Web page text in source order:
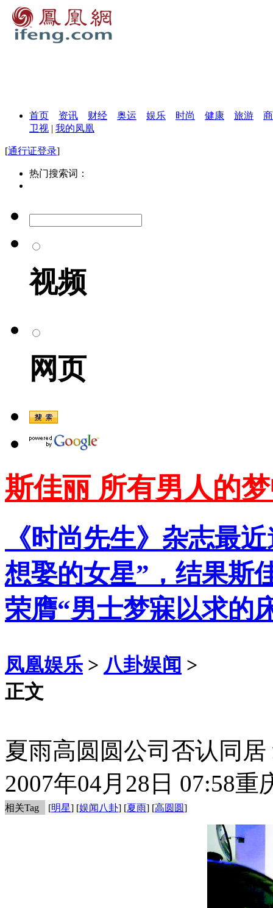
首页 资讯 财经 奥运 娱乐 时尚 健康 旅游
卫视 | 我的凤凰
[通行证登录]
热门搜索词：
视频
网页
斯佳丽 所有男人的
《时尚先生》杂志最
想娶的女星”，结果斯
荣膺“男士梦寐以求的
凤凰娱乐 > 八卦娱闻 >
正文
夏雨高圆圆公司否认同
2007年04月28日 07:58重
相关Tag [明星] [娱闻八卦] [夏雨] [高圆圆]